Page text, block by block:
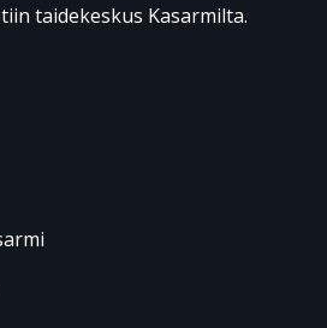
taidekeskus Kasarmilta.